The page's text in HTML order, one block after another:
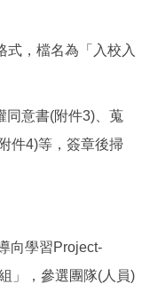
式，檔名為「入校入
同意書(附件3)、蒐
件4)等，簽章後掃
向學習Project-
」，參選團隊(人員)